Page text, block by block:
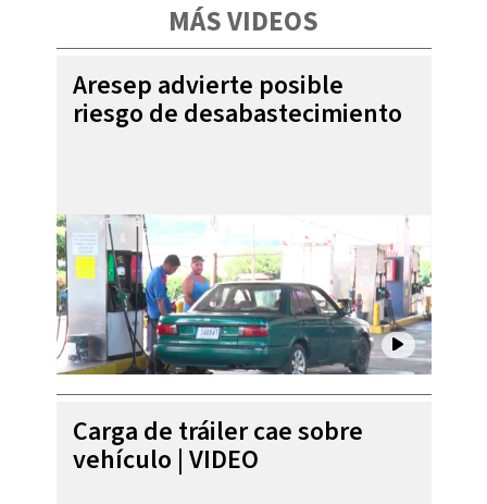
MÁS VIDEOS
Aresep advierte posible
riesgo de desabastecimiento
Carga de tráiler cae sobre
vehículo | VIDEO